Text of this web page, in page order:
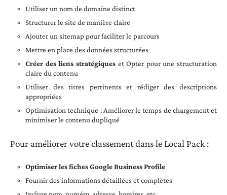
Utiliser un nom de domaine distinct
Structurer le site de manière claire
Ajouter un sitemap pour faciliter le parcours
Mettre en place des données structurées
Créer des liens stratégiqueset Opter pour une structuration
claire du contenu
Utiliser des titres pertinents et rédiger des descriptions
appropriées
Optimisation technique : Améliorer le temps de chargement et
minimiser le contenu dupliqué
Pour améliorer votre classement dans le Local Pack :
Optimiser les fiches Google Business Profile
Fournir des informations détaillées et complètes